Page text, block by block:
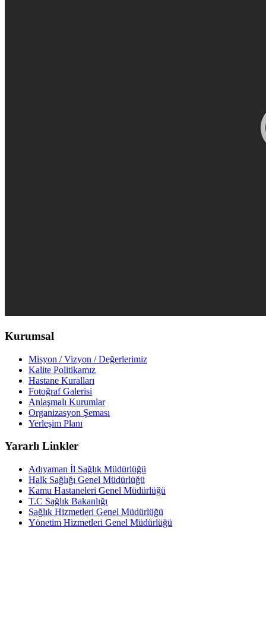
Kurumsal
Misyon / Vizyon / Değerlerimiz
Kalite Politikamız
Hastane Kuralları
Fotoğraf Galerisi
Anlaşmalı Kurumlar
Organizasyon Şeması
Yerleşim Planı
Yararlı Linkler
Adıyaman İl Sağlık Müdürlüğü
Halk Sağlığı Genel Müdürlüğü
Kamu Hastaneleri Genel Müdürlüğü
T.C Sağlık Bakanlığı
Sağlık Hizmetleri Genel Müdürlüğü
Yönetim Hizmetleri Genel Müdürlüğü